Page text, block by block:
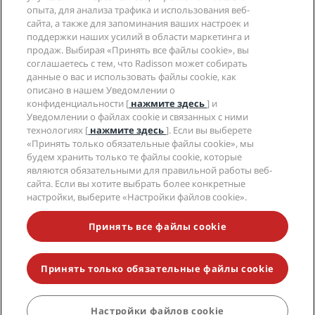
Отели со статусом Sports Approved
Отели для семейного отдыха
Охрана здоровья и безопасность
Вакансии в RHG
Вакансии в PPHE
Вакансии в EHL
The Club by RHG
Возможности развития
Социально ответственный бизнес
Закупки
Центр конфиденциальности
Правовая оговорка
Условия и положения программы Radisson Rewards
Соглашение о пользовании сайтом
Цифровая доступность
Заявление о современном рабстве
Помощь
Уведомления для клиентов
Контактная информация
Часто задаваемые вопросы
Карта сайта
Социальные сети
Бренды Radisson Hotels
НЕ ПРОПУСТИТЕ НАШИ ПРЕДЛОЖЕНИЯ,
ПОЛЬЗУЮЩИЕСЯ НАИБОЛЬШЕЙ ПОПУЛЯРНОСТЬЮ
© 2026 Radisson Hotel Group.Все права защищены. RHG Radisson
Hotel Group, Radisson, Radisson RED, Radisson Blu, Radisson Collection,
Radisson Individuals, Park Plaza, Park Inn, Country Inn & Suites, Prize by
Radisson, Radisson Rewards и Radisson Meetings являются
опыта, для анализа трафика и использования веб-
сайта, а также для запоминания ваших настроек и
поддержки наших усилий в области маркетинга и
продаж. Выбирая «Принять все файлы cookie», вы
соглашаетесь с тем, что Radisson может собирать
данные о вас и использовать файлы cookie, как
описано в нашем Уведомлении о
конфиденциальности [ нажмите здесь] и
Уведомлении о файлах cookie и связанных с ними
технологиях [ нажмите здесь]. Если вы выберете
«Принять только обязательные файлы cookie», мы
будем хранить только те файлы cookie, которые
являются обязательными для правильной работы веб-
сайта. Если вы хотите выбрать более конкретные
настройки, выберите «Настройки файлов cookie».
Принять все файлы cookie
Принять только обязательные файлы cookie
Настройки файлов cookie